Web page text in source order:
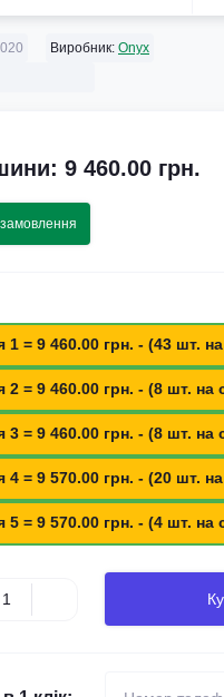
Виробник: Onyx
9 460.00 грн.
1 = 9 460.00 грн. - (43 шт.
2 = 9 460.00 грн. - (8 шт. на
3 = 9 460.00 грн. - (8 шт. на
4 = 9 570.00 грн. - (20 шт.
5 = 9 570.00 грн. - (4 шт. на